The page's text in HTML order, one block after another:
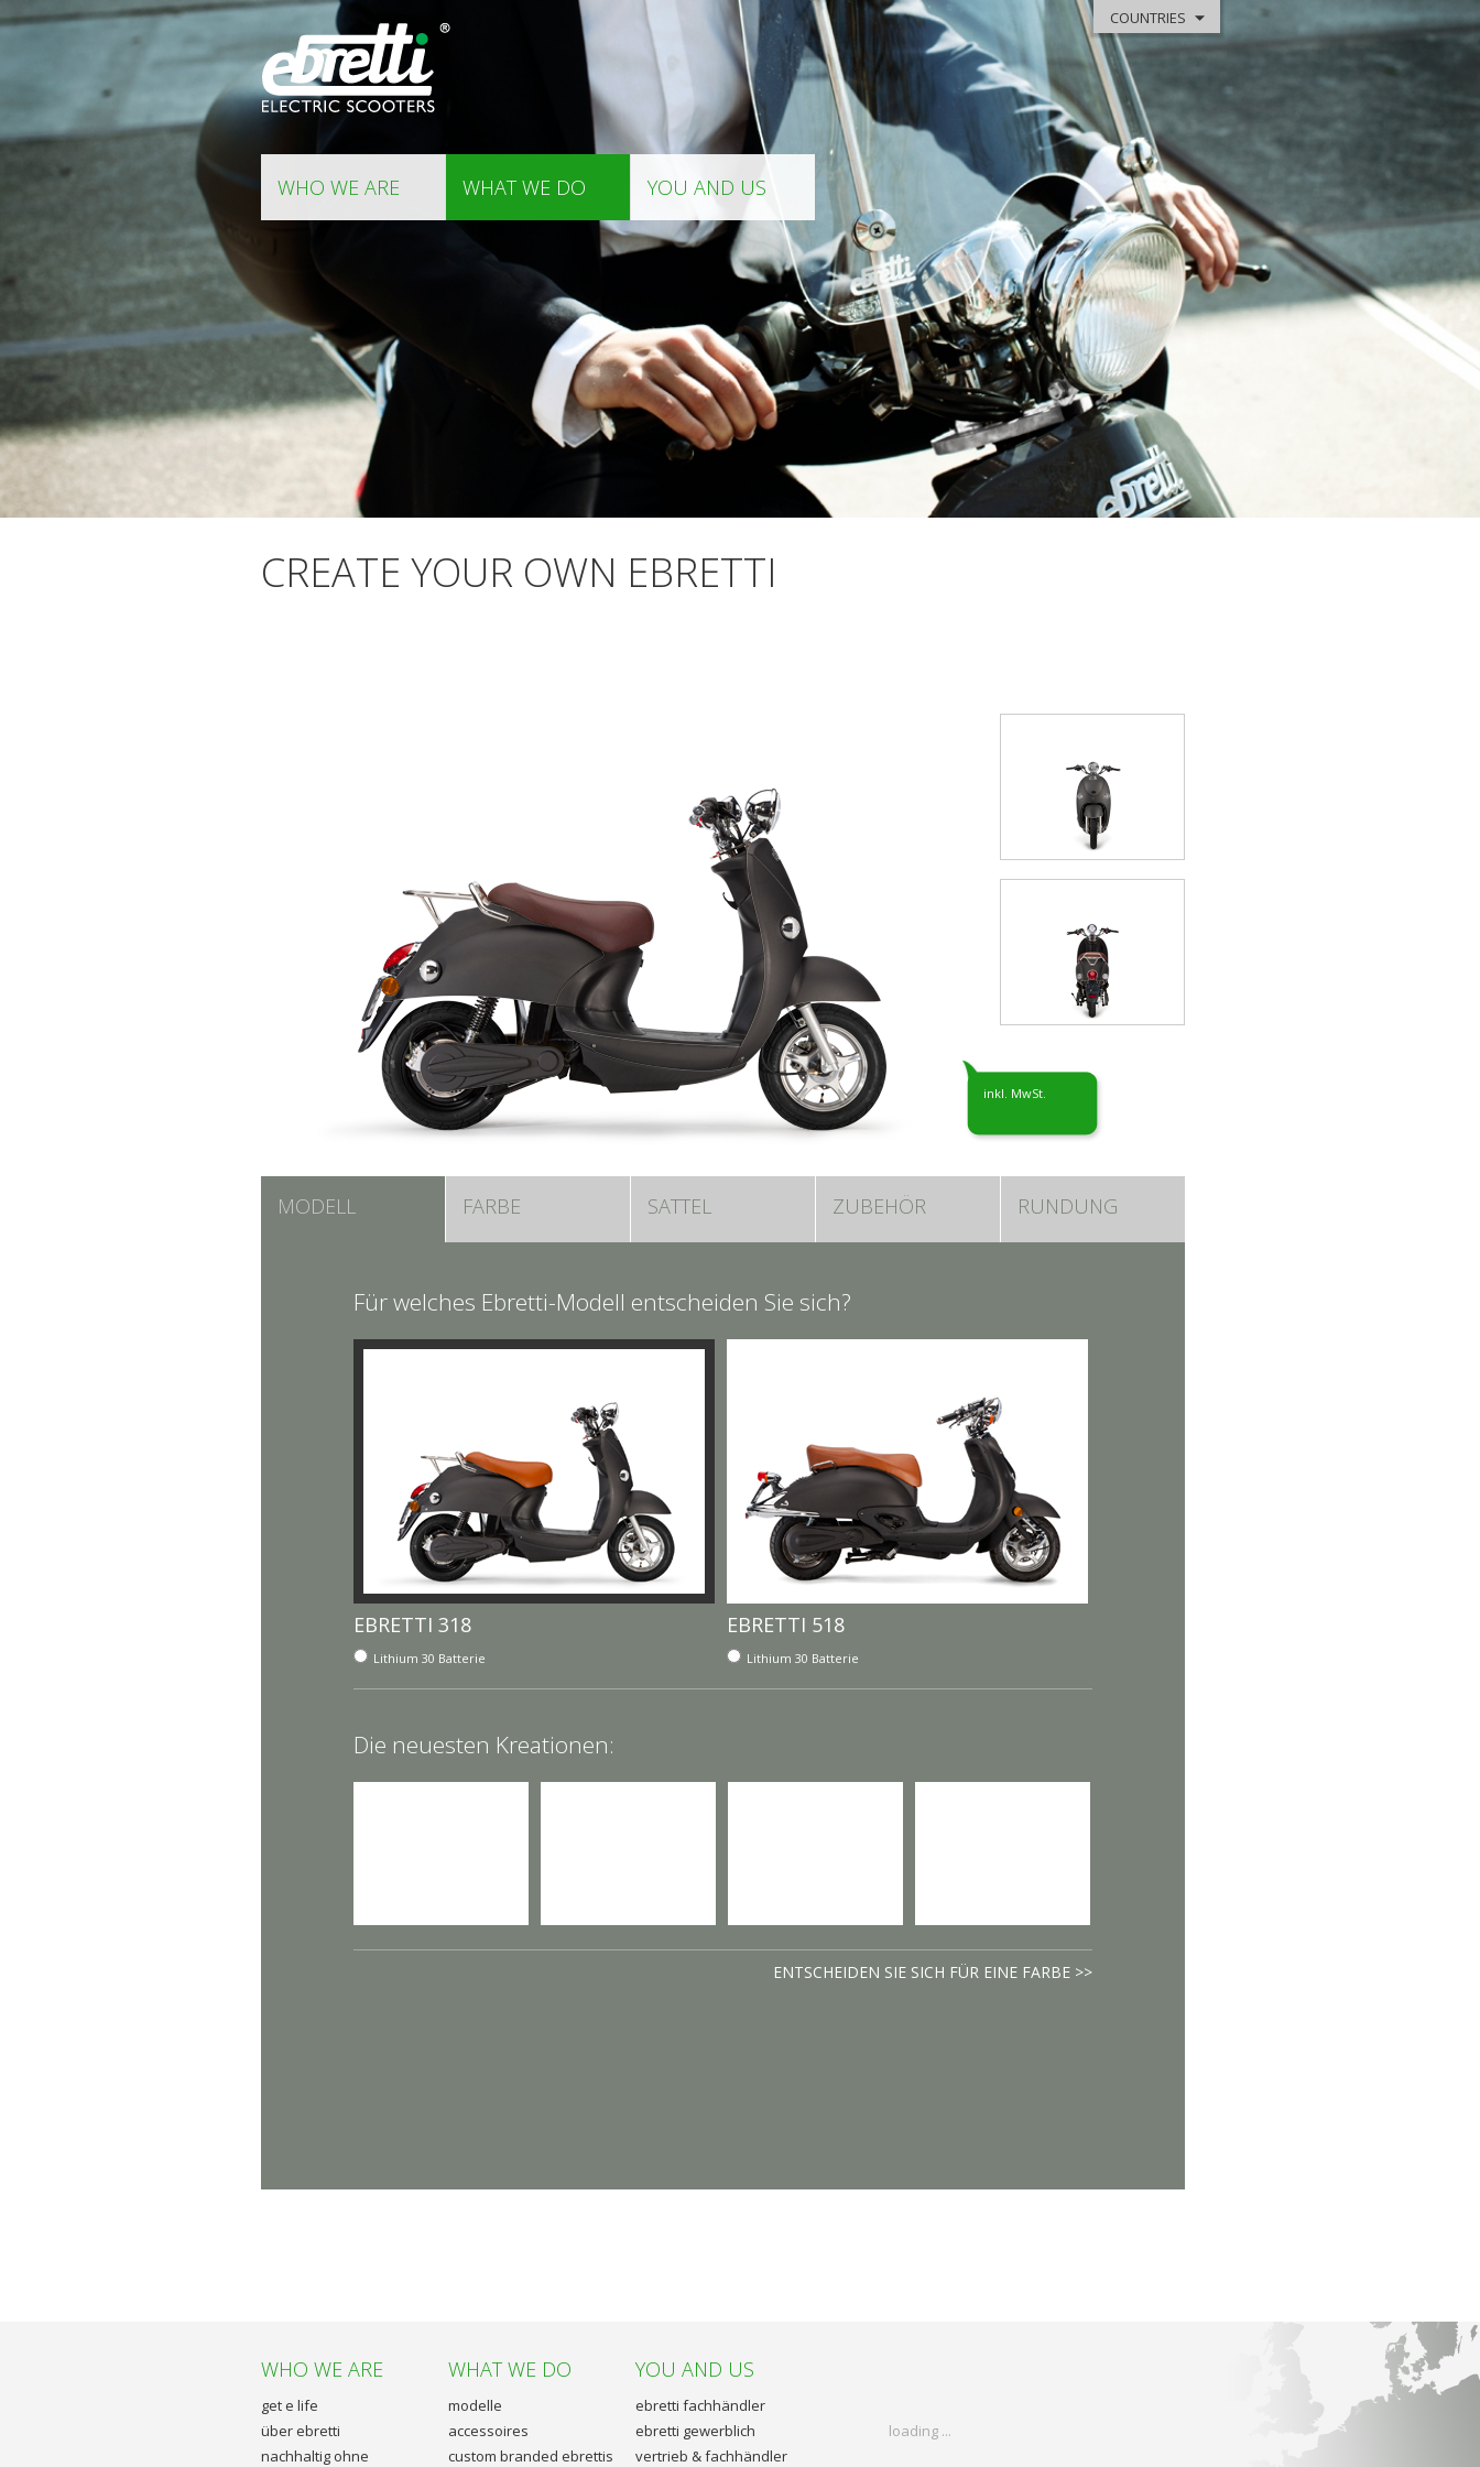
COUNTRIES
WHO WE ARE WHAT WE DO YOU AND US
CREATE YOUR OWN EBRETTI
inkl. MwSt.
MODELL FARBE SATTEL ZUBEHÖR RUNDUNG
Für welches Ebretti-Modell entscheiden Sie sich?
EBRETTI 318
Lithium 30 Batterie
EBRETTI 518
Lithium 30 Batterie
Die neuesten Kreationen:
ENTSCHEIDEN SIE SICH FÜR EINE FARBE >>
WHO WE ARE
get e life
über ebretti
nachhaltig ohne
WHAT WE DO
modelle
accessoires
custom branded ebrettis
YOU AND US
ebretti fachhändler
ebretti gewerblich
vertrieb & fachhändler
loading ...